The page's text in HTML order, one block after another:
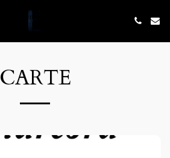
CARTE